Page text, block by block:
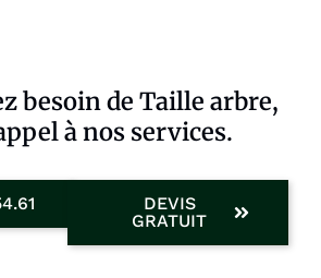
besoin de Taille arbre,
à nos services.
DEVIS
GRATUIT